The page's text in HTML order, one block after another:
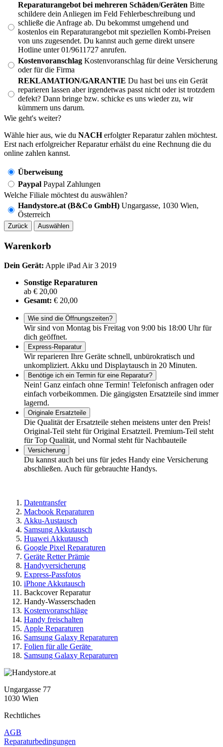
Reparaturangebot bei mehreren Schäden/Geräten Bitte
schildere dein Anliegen im Feld Fehlerbeschreibung und
schließe die Anfrage ab. Du bekommst umgehend und
kostenlos ein Reparaturangebot mit speziellen Kombi-Preisen
von uns zugesendet. Du kannst auch gerne direkt unsere
Hotline unter 01/9611727 anrufen.
Kostenvoranschlag Kostenvoranschlag für deine Versicherung
oder für die Firma
REKLAMATION/GARANTIE Du hast bei uns ein Gerät
reparieren lassen aber irgendetwas passt nicht oder ist trotzdem
defekt? Dann bringe bzw. schicke es uns wieder zu, wir
kümmern uns darum.
Wie geht's weiter?
Wähle hier aus, wie du NACHerfolgter Reparatur zahlen möchtest.
Erst nach erfolgreicher Reparatur erhälst du eine Rechnung die du
online zahlen kannst.
Überweisung
Paypal Paypal Zahlungen
Welche Filiale möchtest du auswählen?
Handystore.at (B&Co GmbH) Ungargasse, 1030 Wien,
Österreich
Zurück Auswählen
Warenkorb
Dein Gerät: Apple iPad Air 3 2019
Sonstige Reparaturen
ab € 20,00
Gesamt: € 20,00
Wie sind die Öffnungszeiten?
Wir sind von Montag bis Freitag von 9:00 bis 18:00 Uhr für
dich geöffnet.
Express-Reparatur
Wir reparieren Ihre Geräte schnell, unbürokratisch und
unkompliziert. Akku und Displaytausch in 20 Minuten.
Benötige ich ein Termin für eine Reparatur?
Nein! Ganz einfach ohne Termin! Telefonisch anfragen oder
einfach vorbeikommen. Die gängigsten Ersatzteile sind immer
lagernd.
Originale Ersatzteile
Die Qualität der Ersatzteile stehen meistens unter den Preis!
Original-Teil steht für Original Ersatzteil. Premium-Teil steht
für Top Qualität, und Normal steht für Nachbauteile
Versicherung
Du kannst auch bei uns für jedes Handy eine Versicherung
abschließen. Auch für gebrauchte Handys.
Datentransfer
Macbook Reparaturen
Akku-Austausch
Samsung Akkutausch
Huawei Akkutausch
Google Pixel Reparaturen
Geräte Retter Prämie
Handyversicherung
Express-Passfotos
iPhone Akkutausch
Backcover Reparatur
Handy-Wasserschaden
Kostenvoranschläge
Handy freischalten
Apple Reparaturen
Samsung Galaxy Reparaturen
Folien für alle Geräte
Samsung Galaxy Reparaturen
Ungargasse 77
1030 Wien
Rechtliches
AGB
Reparaturbedingungen